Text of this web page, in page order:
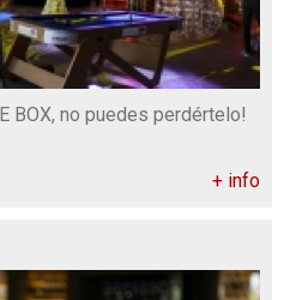
BOX, no puedes perdértelo!
+ info